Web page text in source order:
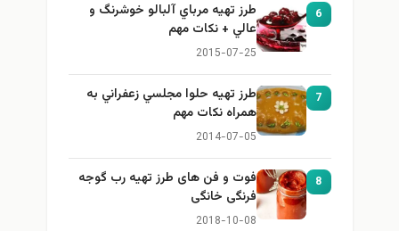
6
طرز تهيه مرباي آلبالو خوشرنگ و
عالي + نكات مهم
2015-07-25
7
طرز تهيه حلوا مجلسي زعفراني به
همراه نكات مهم
2014-07-05
8
فوت و فن های طرز تهیه رب گوجه
فرنگی خانگی
2018-10-08